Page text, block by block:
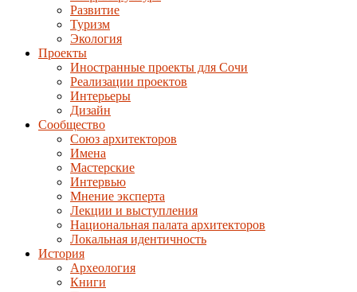
Развитие
Туризм
Экология
Проекты
Иностранные проекты для Сочи
Реализации проектов
Интерьеры
Дизайн
Сообщество
Союз архитекторов
Имена
Мастерские
Интервью
Мнение эксперта
Лекции и выступления
Национальная палата архитекторов
Локальная идентичность
История
Археология
Книги